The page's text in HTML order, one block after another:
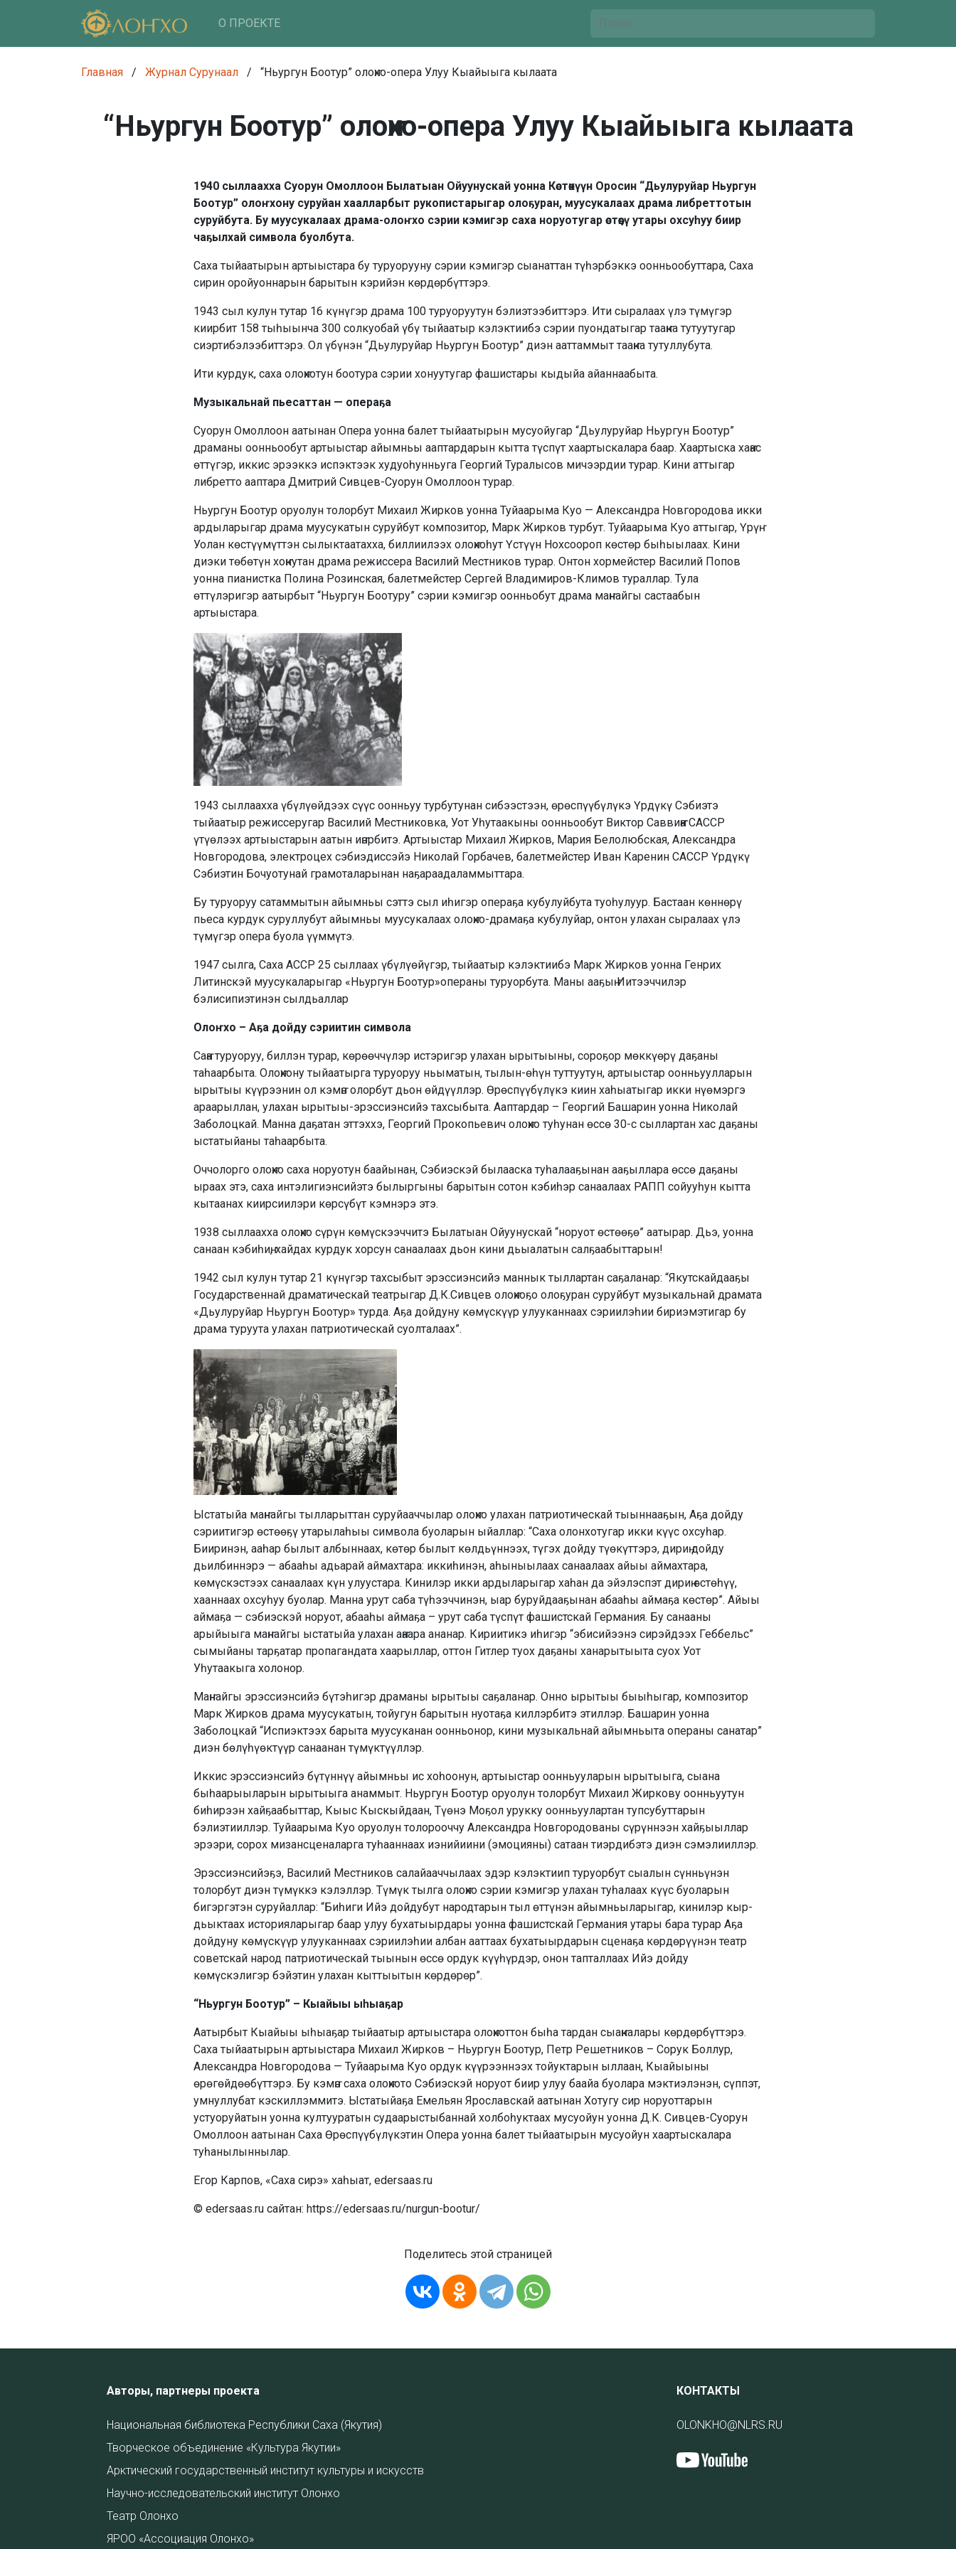
О ПРОЕКТЕ
Главная / Журнал Сурунаал / “Ньургун Боотур” олоҥхо-опера Улуу Кыайыыга кылаата
“Ньургун Боотур” олоҥхо-опера Улуу Кыайыыга кылаата
1940 сыллаахха Суорун Омоллоон Былатыан Ойуунускай уонна Көстөкүүн Оросин “Дьулуруйар Ньургун
Боотур” олоҥхону суруйан хаалларбыт рукопистарыгар олоҕуран, муусукалаах драма либреттотын
суруйбута. Бу муусукалаах драма-олоҥхо сэрии кэмигэр саха норуотугар өстөөҕү утары охсуһуу биир
чаҕылхай символа буолбута.
Саха тыйаатырын артыыстара бу ту­­руорууну сэрии кэмигэр сыанаттан түһэрбэккэ оонньообуттара, Саха
сирин оройуоннарын барытын кэрийэн көрдөрбүттэрэ.
1943 сыл кулун тутар 16 күнүгэр драма 100 туруоруутун бэлиэтээбиттэрэ. Ити сыралаах үлэ түмүгэр
киирбит 158 тыһыынча 300 солкуобай үбү тыйаатыр кэлэктиибэ сэрии пуондатыгар тааҥка тутуутугар
сиэртибэлээбиттэрэ. Ол үбүнэн “Дьулуруйар Ньургун Боотур” диэн ааттаммыт тааҥка тутуллубута.
Ити курдук, саха олоҥхотун боо­тура сэрии хонуутугар фашистары кыдыйа айаннаабыта.
Музыкальнай пьесаттан — операҕа
Суорун Омоллоон аатынан Опера уонна балет тыйаатырын мусуойугар “Дьулуруйар Ньургун Боотур”
драманы оон­ньообут артыыстар айымньы ааптардарын кытта түспүт хаартыскалара баар. Хаартыска хаҥас
өттүгэр, иккис эрээккэ испэктээк худуоһунньуга Георгий Туралысов мичээрдии турар. Кини аттыгар
либретто ааптара Дмитрий Сивцев-Суорун Омоллоон турар.
Ньургун Боотур оруолун толорбут Михаил Жирков уонна Туйаарыма Куо — Александра Новгородова икки
ардыларыгар драма муусукатын суруйбут композитор, Марк Жирков турбут. Туйаарыма Куо аттыгар, Үрүҥ
Уолан көстүүмүттэн сылыктаатахха, биллиилээх олоҥхоһут Үстүүн Нохсоороп көстөр быһыылаах. Кини
диэки төбөтүн хоҥкутан драма режиссера Василий Местников турар. Онтон хормейстер Василий Попов
уонна пианистка Полина Розинская, балетмейстер Сергей Владимиров-Климов тураллар. Тула
өттүлэригэр аатырбыт “Ньургун Боотуру” сэрии кэмигэр оонньобут драма маҥнайгы састаабын
артыыстара.
1943 сыллаахха үбүлүөйдээх сүүс оонньуу турбутунан си­­бээстээн, өрөспүүбүлүкэ Үрдүкү Сэбиэтэ
тыйаатыр режиссеругар Василий Местниковка, Уот Уһутаакыны оонньообут Виктор Саввиҥҥа САССР
үтүөлээх артыыстарын аатын иҥэрбитэ. Артыыстар Михаил Жирков, Мария Белолюбская, Александра
Новгородова, электроцех сэбиэдиссэйэ Николай Горбачев, балетмейстер Иван Каренин САССР Үрдүкү
Сэбиэтин Бочуотунай грамоталарынан наҕараадаламмыттара.
Бу туруоруу сатаммытын айымньы сэттэ сыл иһигэр операҕа кубулуйбута туоһулуур. Бастаан көннөрү
пьеса курдук суруллубут айымньы муусукалаах олоҥхо-драмаҕа кубулуйар, онтон улахан сыралаах үлэ
түмүгэр опера буола үүммүтэ.
1947 сылга, Саха АССР 25 сыллаах үбүлүөйүгэр, тыйаатыр кэлэктиибэ Марк Жирков уонна Генрих
Литинскэй муусукаларыгар «Ньургун Боотур»операны туруорбута. Маны ааҕыҥ Иитээччилэр
бэлисипиэтинэн сылдьаллар
Олоҥхо – Аҕа дойду сэриитин символа
Саҥа туруоруу, биллэн турар, көрөөччүлэр истэригэр улахан ырытыыны, сороҕор мөккүөрү даҕаны
таһаарбыта. Олоҥхону тыйаатырга туруоруу ньыматын, тылын-өһүн туттуутун, артыыстар оонньуулларын
ырытыы күүрээнин ол кэмҥэ олорбут дьон өйдүүллэр. Өрөспүүбүлүкэ киин хаһыатыгар икки нүөмэргэ
араарыллан, улахан ырытыы-эрэссиэнсийэ тахсыбыта. Ааптардар – Георгий Башарин уонна Николай
Заболоцкай. Манна даҕатан эттэххэ, Георгий Прокопьевич олоҥхо туһунан өссө 30-с сыллартан хас даҕаны
ыстаты­йаны таһаарбыта.
Оччолорго олоҥхо саха норуотун баа­йынан, Сэбиэскэй былааска туһа­лааҕынан ааҕыллара өссө даҕаны
ыраах этэ, саха интэлигиэнсийэтэ былыргыны барытын сотон кэбиһэр санаалаах РАПП сойууһун кытта
кытаанах киирсиилэри көрсүбүт кэмнэрэ этэ.
1938 сыллаахха олоҥхо сүрүн көмүскээччитэ Былатыан Ойуунускай “норуот өстөөҕө” аатырар. Дьэ, уонна
са­­наан кэбиһиҥ, хайдах курдук хорсун санаалаах дьон кини дьыалатын салҕаабыттарын!
1942 сыл кулун тутар 21 күнүгэр тахсыбыт эрэссиэнсийэ маннык тыллартан саҕаланар: “Якутскайдааҕы
Государственнай драматическай театрыгар Д.К.Сивцев олоҥхоҕо олоҕуран суруйбут музыкальнай драмата
«Дьулуруйар Ньургун Боотур» турда. Аҕа дойдуну көмүскүүр улууканнаах сэриилэһии би­­риэмэтигар бу
драма туруута улахан патриотическай суолталаах”.
Ыстатыйа маҥнайгы тылларыттан суруйааччылар олоҥхо улахан патриотическай тыыннааҕын, Аҕа дойду
сэриитигэр өстөөҕү утарылаһыы символа буоларын ыйаллар: “Саха олонхотугар икки күүс охсуһар.
Бииринэн, ааһар былыт албын­наах, көтөр былыт көлдьүннээх, түгэх дойду түөкүттэрэ, дириҥ дойду
дьилбиннэрэ — абааһы адьарай аймахтара: иккиһинэн, аһыныылаах санаалаах айыы аймахтара,
көмүскэстээх санаалаах күн улуустара. Кинилэр икки ардыларыгар хаһан да эйэлэспэт дириҥ өстөһүү,
хааннаах охсуһуу буолар. Манна урут саба түһээччинэн, ыар буруйдааҕынан абааһы аймаҕа көстөр”. Айыы
аймаҕа — сэбиэскэй норуот, абааһы аймаҕа – урут саба түспүт фашистскай Германия. Бу санааны
арыйыыга маҥнайгы ыстатыйа улахан аҥаара ананар. Кириитикэ иһигэр “эбисийээнэ сирэйдээх Геббельс”
сымыйаны тарҕатар пропагандата хаарыллар, оттон Гитлер туох даҕаны ханарытыыта суох Уот
Уһутаакыга холонор.
Маҥнайгы эрэссиэнсийэ бүтэһигэр драманы ырытыы саҕаланар. Онно ырытыы быыһыгар, композитор
Марк Жирков драма муусукатын, тойугун барытын нуотаҕа киллэрбитэ этиллэр. Башарин уонна
Заболоцкай “Испиэктээх барыта муусуканан оонньонор, кини музыкальнай айымньыта операны санатар”
диэн бөлүһүөктүүр санаанан түмүктүүллэр.
Иккис эрэссиэнсийэ бүтүннүү айымньы ис хоһоонун, ар­­тыыстар оонньууларын ырытыыга, сыана
быһаарыыларын ырытыыга анаммыт. Ньургун Боотур оруолун толорбут Михаил Жиркову оонньуутун
биһирээн хайҕаабыттар, Кыыс Кыскыйдаан, Түөнэ Моҕол урукку оонньуулартан тупсубуттарын
бэлиэтииллэр. Туйаарыма Куо оруолун толорооччу Александра Новгородованы сүрүннээн хайҕыыллар
эрээри, сорох мизан­сценаларга туһааннаах иэнийиини (эмоцияны) сатаан тиэрдибэтэ диэн сэмэлииллэр.
Эрэссиэнсийэҕэ, Василий Местников салайааччылаах эдэр кэлэктиип туруорбут сыалын сүнньүнэн
толорбут диэн түмүккэ кэлэллэр. Түмүк тылга олоҥхо сэрии кэмигэр улахан туһалаах күүс буоларын
бигэргэтэн суруйаллар: “Биһиги Ийэ дойдубут народтарын тыл өттүнэн айымньыларыгар, кинилэр кыр­
дьыктаах историяларыгар баар улуу бухатыырдары уонна фашистскай Германия утары бара турар Аҕа
дойдуну көмүскүүр улууканнаах сэриилэһии албан ааттаах бухатыырдарын сценаҕа көрдөрүүнэн театр
советскай народ патриотическай тыынын өссө ордук күүһүрдэр, онон тапталлаах Ийэ дойду
көмүскэлигэр бэйэтин улахан кыттыытын көрдөрөр”.
“Ньургун Боотур” – Кыайыы ыһыаҕар
Аатырбыт Кыайыы ыһыаҕар тыйаатыр артыыстара олоҥхоттон быһа тардан сыаҥкалары көрдөрбүттэрэ.
Саха тыйаатырын артыыстара Михаил Жирков – Ньургун Боотур, Петр Решетников – Сорук Боллур,
Александра Новгородова — Туйаарыма Куо ордук күүрээннээх тойуктарын ыллаан, Кыайыыны
өрөгөйдөөбүттэрэ. Бу кэмҥэ саха олоҥхото Сэбиэскэй норуот биир улуу баайа буолара мэктиэлэнэн, сүппэт,
умнуллубат кэскиллэммитэ. Ыстатыйаҕа Емельян Ярославскай аатынан Хотугу сир норуоттарын
устуоруйатын уонна култууратын судаарыстыбаннай холбоһуктаах мусуойун уонна Д.К. Сивцев-Суорун
Омоллоон аатынан Саха Өрөспүүбүлүкэтин Опера уонна балет тыйаатырын мусуойун хаартыскалара
туһанылыннылар.
Егор Карпов, «Саха сирэ» хаһыат, edersaas.ru
© edersaas.ru сайтан: https://edersaas.ru/nurgun-bootur/
Поделитесь этой страницей
Авторы, партнеры проекта
Национальная библиотека Республики Саха (Якутия)
Творческое объединение «Культура Якутии»
Арктический государственный институт культуры и искусств
Научно-исследовательский институт Олонхо
Театр Олонхо
ЯРОО «Ассоциация Олонхо»
КОНТАКТЫ
OLONKHO@NLRS.RU